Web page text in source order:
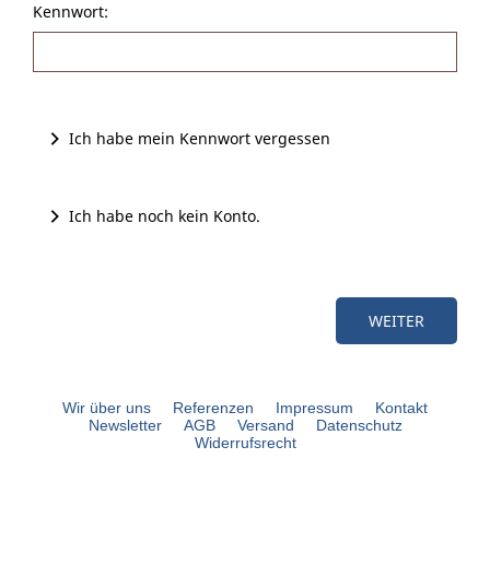
Kennwort:
Ich habe mein Kennwort vergessen
Ich habe noch kein Konto.
Wir über uns Referenzen Impressum
Kontakt
Newsletter
AGB Versand
Datenschutz
Widerrufsrecht